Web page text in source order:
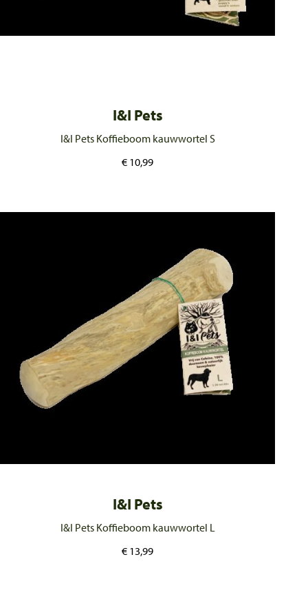
I&I Pets
I&I Pets Koffieboom kauwwortel S
€ 10,99
I&I Pets
I&I Pets Koffieboom kauwwortel L
€ 13,99